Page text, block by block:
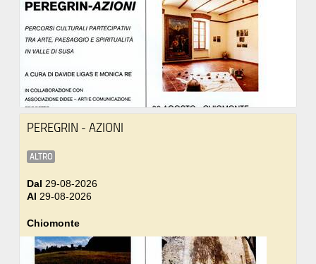
PEREGRIN - AZIONI
ALTRO
Dal 29-08-2026
Al 29-08-2026
Chiomonte